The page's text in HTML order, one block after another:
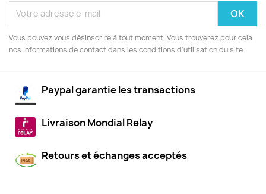
Vous pouvez vous désinscrire à tout moment. Vous trouverez pour cela
nos informations de contact dans les conditions d'utilisation du site.
Paypal garantie les transactions
Livraison Mondial Relay
Retours et échanges acceptés